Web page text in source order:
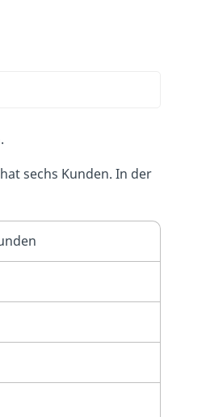
sechs Kunden. In der